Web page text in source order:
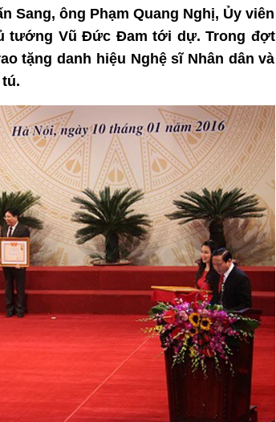
Sang, ông Phạm Quang Nghị, Ủy viên
tướng Vũ Đức Đam tới dự. Trong đợt
tặng danh hiệu Nghệ sĩ Nhân dân và